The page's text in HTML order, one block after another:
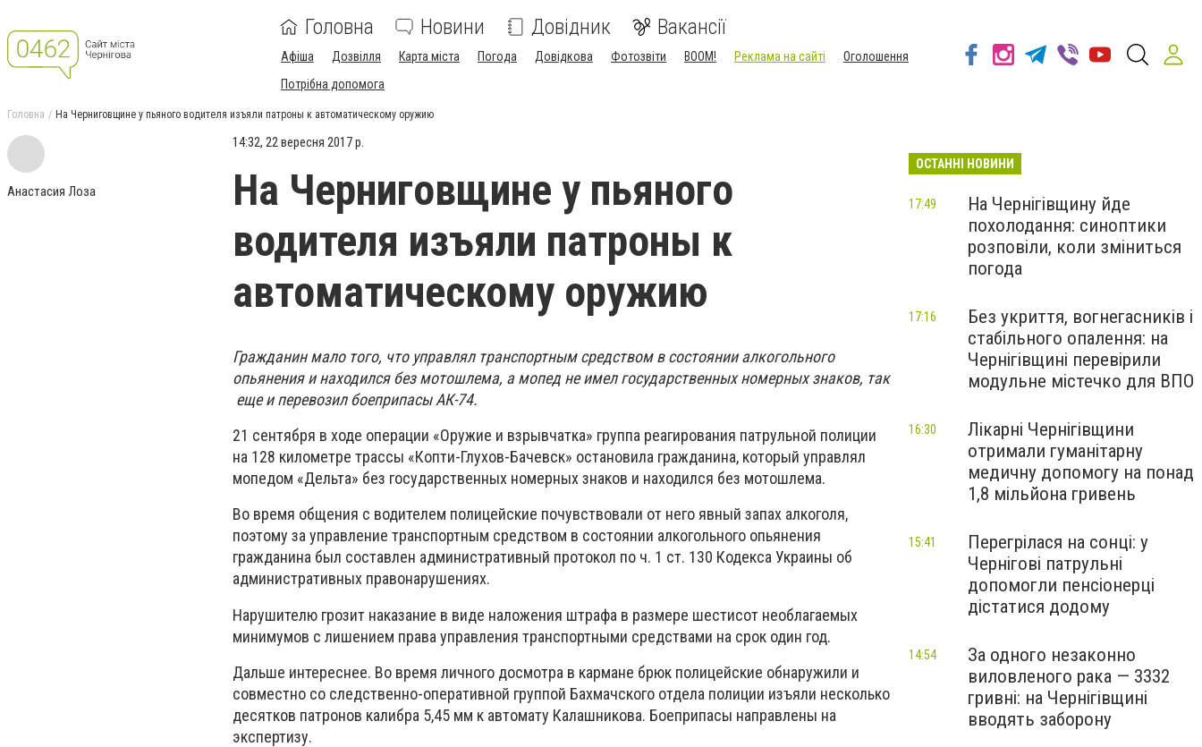
Головна Новини Довідник Вакансії
Афіша Дозвілля Карта міста Погода Довідкова Фотозвіти BOOM! Реклама на сайті
Оголошення
Потрібна допомога
Головна На Черниговщине у пьяного водителя изъяли патроны к автоматическому оружию
Анастасия Лоза
14:32, 22 вересня 2017 р.
На Черниговщине у пьяного
водителя изъяли патроны к
автоматическому оружию
Гражданин мало того, что управлял транспортным средством в состоянии алкогольного
опьянения и находился без мотошлема, а мопед не имел государственных номерных знаков, так
еще и перевозил боеприпасы АК-74.
21 сентября в ходе операции «Оружие и взрывчатка» группа реагирования патрульной полиции
на 128 километре трассы «Копти-Глухов-Бачевск» остановила гражданина, который управлял
мопедом «Дельта» без государственных номерных знаков и находился без мотошлема.
Во время общения с водителем полицейские почувствовали от него явный запах алкоголя,
поэтому за управление транспортным средством в состоянии алкогольного опьянения
гражданина был составлен административный протокол по ч. 1 ст. 130 Кодекса Украины об
административных правонарушениях.
Нарушителю грозит наказание в виде наложения штрафа в размере шестисот необлагаемых
минимумов с лишением права управления транспортными средствами на срок один год.
Дальше интереснее. Во время личного досмотра в кармане брюк полицейские обнаружили и
совместно со следственно-оперативной группой Бахмачского отдела полиции изъяли несколько
десятков патронов калибра 5,45 мм к автомату Калашникова. Боеприпасы направлены на
экспертизу.
ОСТАННІ НОВИНИ
На Чернігівщину йде
похолодання: синоптики
розповіли, коли зміниться
погода
17:49
Без укриття, вогнегасників і
стабільного опалення: на
Чернігівщині перевірили
модульне містечко для ВПО
17:16
Лікарні Чернігівщини
отримали гуманітарну
медичну допомогу на понад
1,8 мільйона гривень
16:30
Перегрілася на сонці: у
Чернігові патрульні
допомогли пенсіонерці
дістатися додому
15:41
За одного незаконно
виловленого рака — 3332
гривні: на Чернігівщині
вводять заборону
14:54